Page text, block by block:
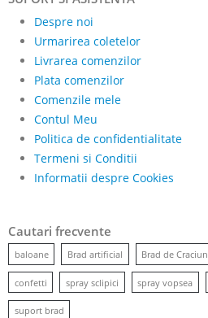
Despre noi
Urmarirea coletelor
Livrarea comenzilor
Plata comenzilor
Comenzile mele
Contul Meu
Politica de confidentialitate
Termeni si Conditii
Informatii despre Cookies
Cautari frecvente
baloane Brad artificial Brad de Craciun
confetti spray sclipici spray vopsea
suport brad